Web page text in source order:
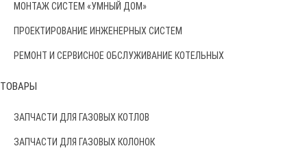
МОНТАЖ СИСТЕМ «УМНЫЙ ДОМ»
ПРОЕКТИРОВАНИЕ ИНЖЕНЕРНЫХ СИСТЕМ
РЕМОНТ И СЕРВИСНОЕ ОБСЛУЖИВАНИЕ КОТЕЛЬНЫХ
ТОВАРЫ
ЗАПЧАСТИ ДЛЯ ГАЗОВЫХ КОТЛОВ
ЗАПЧАСТИ ДЛЯ ГАЗОВЫХ КОЛОНОК